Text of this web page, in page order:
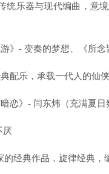
统乐器与现代编曲，意
》- 变奏的梦想、《所念
配乐，承载一代人的仙
恋》- 闫东炜（充满夏日
厌
经典作品，旋律经典，